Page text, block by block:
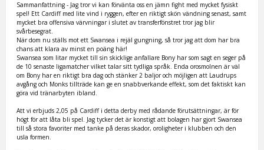
Sammanfattning - Jag tror vi kan förvänta oss en jämn fight med mycket fysiskt
spel! Ett Cardiff med lite vind i ryggen, efter en riktigt skön vändning senast, samt
mycket bra offensiva värvningar i slutet av transferfönstret tror jag blir
svårbesegrat.
När dom nu ställs mot ett Swansea i rejäl gungning, så tror jag att dom har bra
chans att klara av minst en poäng här!
Swansea som litar mycket till sin skicklige anfallare Bony har som sagt en seger på
de 10 senaste ligamatcher vilket talar sitt tydliga språk. Enda orosmolnen är väl
om Bony har en riktigt bra dag och stänker 2 baljor och möjligen att Laudrups
avgång och Monks tillträde kan ge en snabbverkande effekt, som det faktiskt kan
göra vid tränarbyten ibland.
Att vi erbjuds 2,05 på Cardiff i detta derby med rådande förutsättningar, är för
högt för att låta bli spel. Jag tycker det är konstigt att bolagen har gjort Swansea
till så stora favoriter med tanke på deras skador, oroligheter i klubben och den
usla formen.